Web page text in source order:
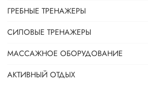
ГРЕБНЫЕ ТРЕНАЖЕРЫ
СИЛОВЫЕ ТРЕНАЖЕРЫ
МАССАЖНОЕ ОБОРУДОВАНИЕ
АКТИВНЫЙ ОТДЫХ